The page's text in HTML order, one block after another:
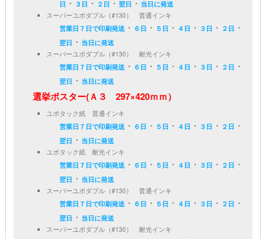
日
３日 ２日 翌日
当日に発送
スーパーユポダブル（#130） 普通インキ
営業日７日で印刷発送 ・ ６日 ・ ５日 ・ ４日 ・ ３日 ・ ２日 ・
翌日 ・ 当日に発送
スーパーユポダブル（#130） 耐光インキ
営業日７日で印刷発送 ・ ６日 ・ ５日 ・ ４日 ・ ３日 ・ ２日 ・
翌日 ・ 当日に発送
選挙ポスター(Ａ３ 297×420ｍｍ）
ユポタック紙 普通インキ
営業日７日で印刷発送 ・ ６日 ・ ５日 ・ ４日 ・ ３日 ・ ２日 ・
翌日 ・ 当日に発送
ユポタック紙 耐光インキ
営業日７日で印刷発送 ・ ６日 ・ ５日 ・ ４日 ・ ３日 ・ ２日 ・
翌日 ・ 当日に発送
スーパーユポダブル（#130） 普通インキ
営業日７日で印刷発送 ・ ６日 ・ ５日 ・ ４日 ・ ３日 ・ ２日 ・
翌日 ・ 当日に発送
スーパーユポダブル（#130） 耐光インキ